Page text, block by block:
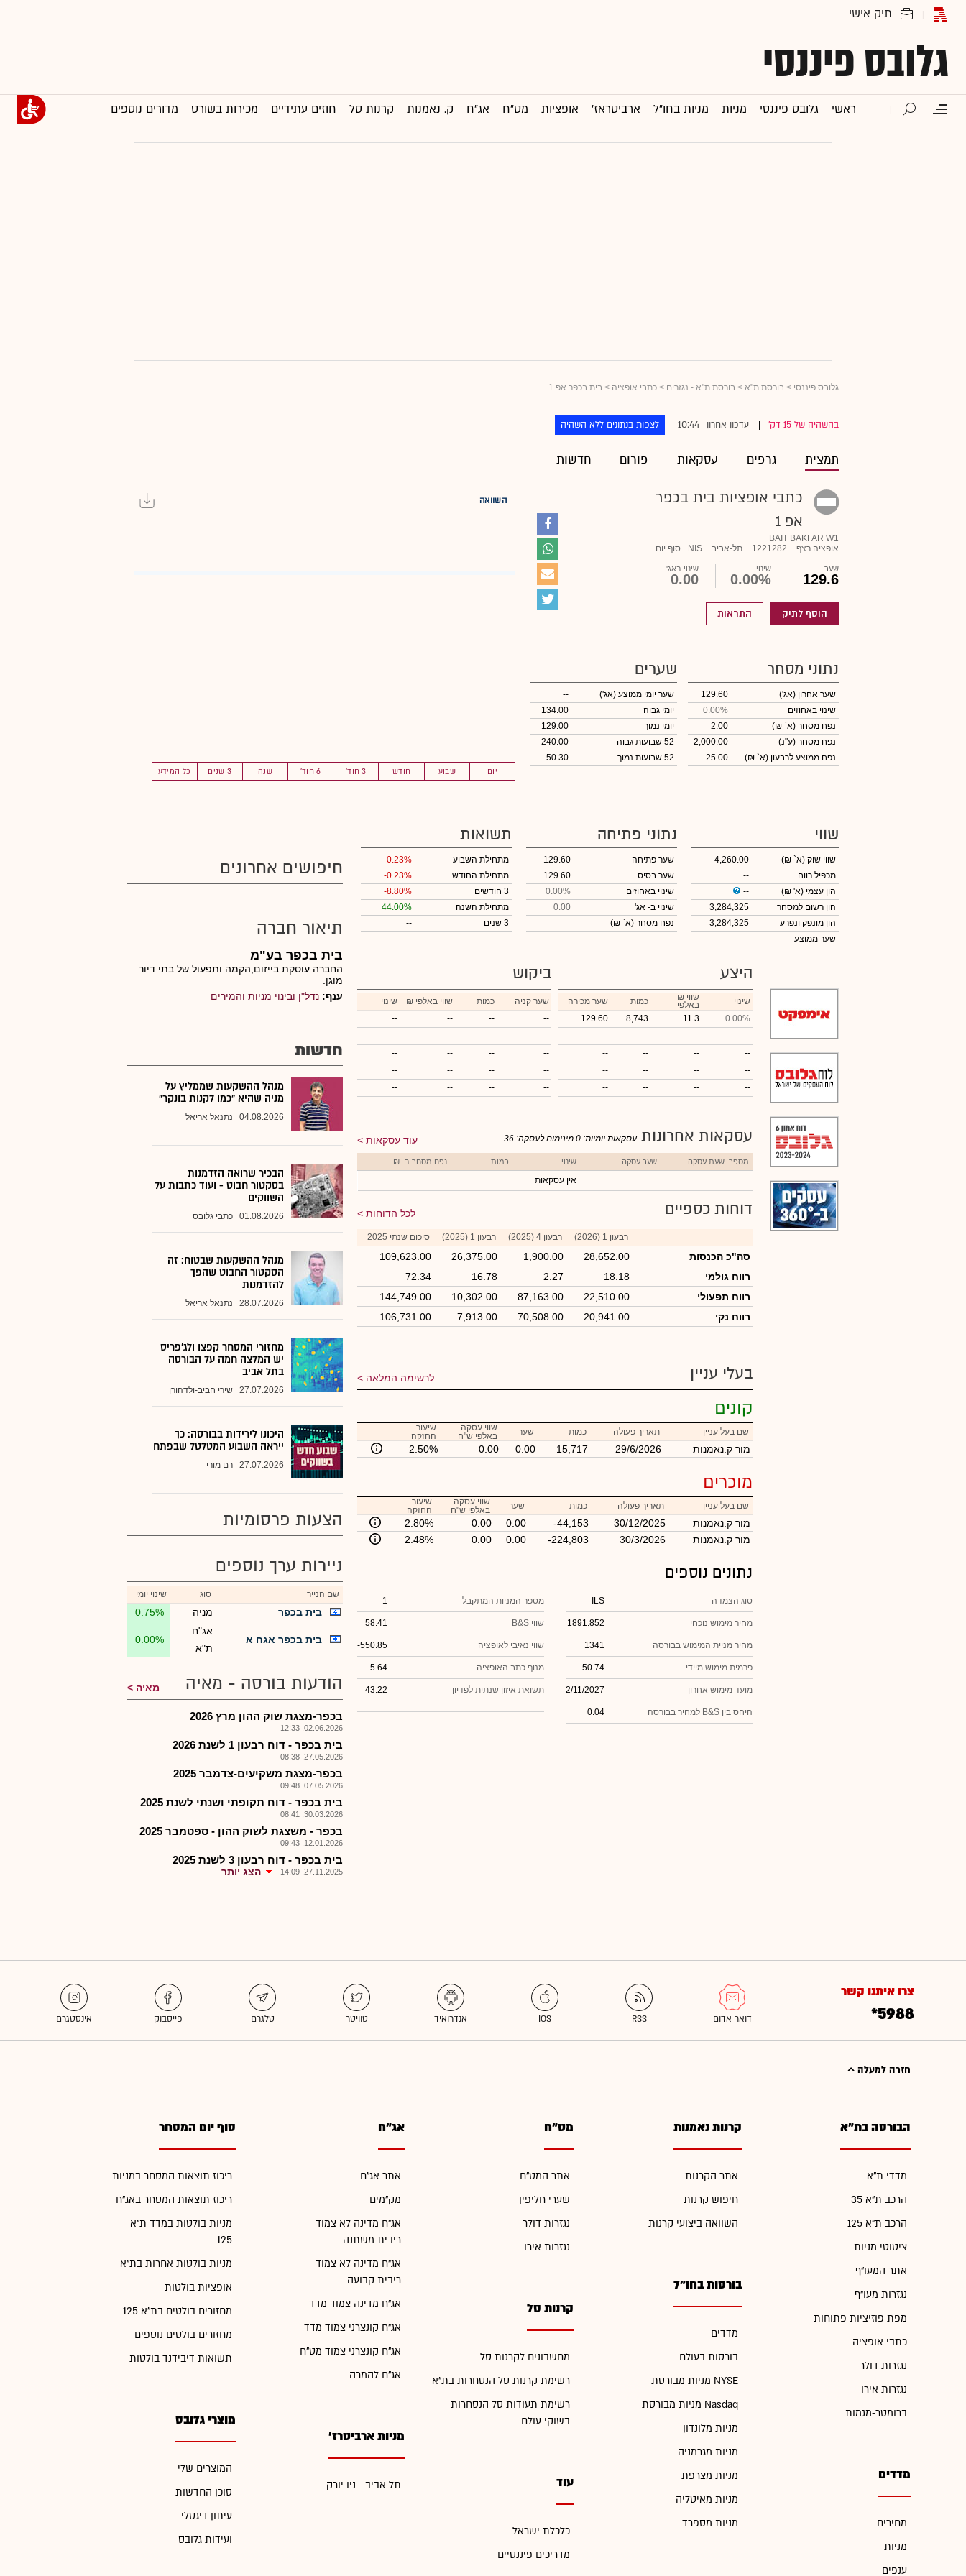
גלובס פיננסי
ראשי גלובס פיננסי מניות מניות בחו"ל ארביטראז' אופציות מט"ח אג"ח ק. נאמנות קרנות סל חוזים עתידיים מכירות בשורט מדורים נוספים
גלובס פיננסי > בורסת ת"א > בורסת ת"א - נגזרים > כתבי אופציה > בית בכפר אפ 1
בהשהיה של 15 דק' עדכון אחרון 10:44 לצפות בנתונים ללא השהיה
תמצית גרפים עסקאות פורום חדשות
כתבי אופציות בית בכפר
אפ 1
BAIT BAKFAR W1
אופציה רצף
1221282 תל-אביב NIS סוף יום
שער
129.6
שינוי
0.00%
שינוי באג'
0.00
הוסף לתיק התראות
השוואה
יום שבוע חודש 3 חוד' 6 חוד' שנה 3 שנים כל המידע
נתוני מסחר
שער אחרון (אג')
129.60
שינוי באחוזים
0.00%
נפח מסחר (א` ₪)
2.00
נפח מסחר (ע"נ)
2,000.00
נפח ממוצע לרבעון (א` ₪)
25.00
שערים
שער יומי ממוצע (אג')
--
יומי גבוה
134.00
יומי נמוך
129.00
52 שבועות גבוה
240.00
52 שבועות נמוך
50.30
שווי
שווי שוק (א` ₪)
4,260.00
מכפיל רווח
--
הון עצמי (א' ₪)
--
הון רשום למסחר
3,284,325
הון מונפק ונפרע
3,284,325
שער ממוצע
--
נתוני פתיחה
שער פתיחה
129.60
שער בסיס
129.60
שינוי באחוזים
0.00%
שינוי ב- אג'
0.00
נפח מסחר (א` ₪)
תשואות
מתחילת השבוע
-0.23%
מתחילת החודש
-0.23%
3 חודשים
-8.80%
מתחילת השנה
44.00%
3 שנים
--
היצע
שינוי ₪ שווי
באלפי כמות
שער מכירה
0.00%
11.3
8,743
129.60
--
--
--
--
--
--
--
--
--
--
--
--
--
--
--
--
ביקוש
שער קניה כמות ₪ שווי באלפי
שינוי
--
--
--
--
--
--
--
--
--
--
--
--
--
--
--
--
--
--
--
--
עסקאות אחרונות עוד עסקאות עסקאות יומיות: 0 מינימום לעסקה: 36
מספר שעת עסקה שער עסקה שינוי כמות נפח מסחר ב- ₪
אין עסקאות
דוחות כספיים לכל הדוחות
רבעון 1 (2026) רבעון 4 (2025) רבעון 1 (2025) סיכום שנתי 2025
סה"כ הכנסות 28,652.00
1,900.00
26,375.00
109,623.00
רווח גולמי
18.18
2.27
16.78
72.34
רווח תפעולי
22,510.00
87,163.00
10,302.00
144,749.00
רווח נקי
20,941.00
70,508.00
7,913.00
106,731.00
בעלי עניין לרשימה המלאה
קונים
שם בעל עניין תאריך פעולה כמות שער
שווי עסקה
באלפי ש"ח
שיעור
החזקה
מור ק.נאמנות 29/6/2026
15,717
0.00
0.00
2.50%
מוכרים
שם בעל עניין תאריך פעולה כמות שער
שווי עסקה
באלפי ש"ח
שיעור
החזקה
מור ק.נאמנות 30/12/2025
-44,153
0.00
0.00
2.80%
מור ק.נאמנות
30/3/2026
-224,803
0.00
0.00
2.48%
נתונים נוספים
סוג הצמדה ILS
מחיר מימוש נוכחי 1891.852
מחיר מניית המימוש בבורסה 1341
פרמית מימוש מיידי 50.74
מועד מימוש אחרון 2/11/2027
היחס בין B&S למחיר בבורסה 0.04
מספר המניות המתקבל 1
שווי B&S 58.41
שווי נאיבי לאופציה -550.85
מנוף כתב האופציה 5.64
תשואת איזון שנתית לפדיון 43.22
חיפושים אחרונים
תיאור חברה
בית בכפר בע"מ
החברה עוסקת בייזום,הקמה ותפעול של בתי דיור
מוגן.
ענף: נדל"ן ובינוי מניות והמירים
חדשות
מנהל ההשקעות שממליץ על
מניה שהיא "כמו לקנות בונקר"
04.08.2026 נתנאל אריאל
הבכיר שרואה הזדמנות
בסקטור חבוט - ועוד כתבות על
השווקים
01.08.2026 כתבי גלובס
מנהל ההשקעות שבטוח: זה
הסקטור החבוט שהפך
להזדמנות
28.07.2026 נתנאל אריאל
מחזורי המסחר קפצו ולג'פריס
יש המלצה חמה על הבורסה
בתל אביב
27.07.2026 שירי חביב-ולדהורן
היכונו לירידות בבורסה: כך
ייראה השבוע המטלטל שבפתח
27.07.2026 רם מורי
הצעות פרסומיות
ניירות ערך נוספים
שם הנייר סוג שינוי יומי
בית בכפר מניה 0.75%
בית בכפר אגח א
אג"ח
ת"א
0.00%
הודעות בורסה - מאיה מאיה
בכפר-מצגת שוק ההון מרץ 2026
02.06.2026, 12:33
בית בכפר - דוח רבעון 1 לשנת 2026
27.05.2026, 08:38
בכפר-מצגת משקיעים-צדמבר 2025
07.05.2026, 09:48
בית בכפר - דוח תקופתי ושנתי לשנת 2025
30.03.2026, 08:41
בכפר - משצגת לשוק ההון - ספטמבר 2025
12.01.2026, 09:43
בית בכפר - דוח רבעון 3 לשנת 2025
27.11.2025, 14:09 הצג יותר
צרו איתנו קשר
*5988
חזרה למעלה
הבורסה בת"א
מדדי ת"א
הרכב ת"א 35
הרכב ת"א 125
ציטוטי מניות
אתר המעו"ף
נגזרות מעו"ף
מפת פוזיציות פתוחות
כתבי אופציה
נגזרות דולר
נגזרות אירו
ברומטר-מגמות
מדדים
מחירים
מניות
ענפים
קרנות נאמנות
אתר הקרנות
חיפוש קרנות
השוואה ביצועי קרנות
בורסות בחו"ל
מדדים
בורסות בעולם
מניות מבורסת NYSE
מניות מבורסת Nasdaq
מניות מלונדון
מניות מגרמניה
מניות מצרפת
מניות מאיטליה
מניות מספרד
מט"ח
אתר המט"ח
שערי חליפין
נגזרות דולר
נגזרות אירו
קרנות סל
מחשבונים לקרנות סל
רשימת קרנות סל הנסחרות בת"א
רשימת תעודות סל הנסחרות
בשוקי עולם
עוד
כלכלת ישראל
מדריכים פיננסיים
אג"ח
אתר אג"ח
מק"מים
אג"ח מדינה לא צמוד
ריבית משתנה
אג"ח מדינה לא צמוד
ריבית קבועה
אג"ח מדינה צמוד מדד
אג"ח קונצרני צמוד מדד
אג"ח קונצרני צמוד מט"ח
אג"ח להמרה
מניות ארביטרז'
תל אביב - ניו יורק
סוף יום המסחר
ריכוז תוצאות המסחר במניות
ריכוז תוצאות המסחר באג"ח
מניות בולטות במדד ת"א
125
מניות בולטות אחרות בת"א
אופציות בולטות
מחזורים בולטים בת"א 125
מחזורים בולטים נוספים
תשואות דיבידנד בולטות
מוצרי גלובס
המוצרים שלי
סוכן החדשות
עיתון דיגטלי
ועידות גלובס